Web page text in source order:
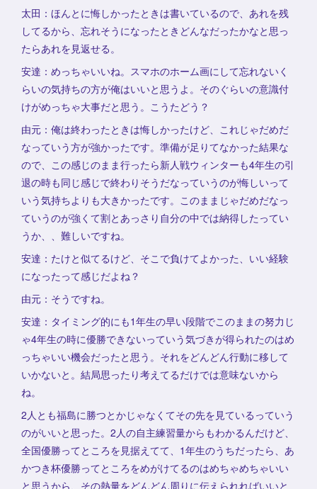
太田：ほんとに悔しかったときは書いているので、あれを残
してるから、忘れそうになったときどんなだったかなと思っ
たらあれを見返せる。
安達：めっちゃいいね。スマホのホーム画にして忘れないく
らいの気持ちの方が俺はいいと思うよ。そのぐらいの意識付
けがめっちゃ大事だと思う。こうたどう？
由元：俺は終わったときは悔しかったけど、これじゃだめだ
なっていう方が強かったです。準備が足りてなかった結果な
ので、この感じのまま行ったら新人戦ウィンターも4年生の引
退の時も同じ感じで終わりそうだなっていうのが悔しいって
いう気持ちよりも大きかったです。このままじゃだめだなっ
ていうのが強くて割とあっさり自分の中では納得したってい
うか、、難しいですね。
安達：たけと似てるけど、そこで負けてよかった、いい経験
になったって感じだよね？
由元：そうですね。
安達：タイミング的にも1年生の早い段階でこのままの努力じ
ゃ4年生の時に優勝できないっていう気づきが得られたのはめ
っちゃいい機会だったと思う。それをどんどん行動に移して
いかないと。結局思ったり考えてるだけでは意味ないから
ね。
2人とも福島に勝つとかじゃなくてその先を見ているっていう
のがいいと思った。2人の自主練習量からもわかるんだけど、
全国優勝ってところを見据えてて、1年生のうちだったら、あ
かつき杯優勝ってところをめがけてるのはめちゃめちゃいい
と思うから、その熱量をどんどん周りに伝えられればいいと